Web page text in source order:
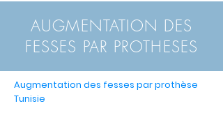
AUGMENTATION DES
FESSES PAR PROTHESES
Augmentation des fesses par prothèse
Tunisie